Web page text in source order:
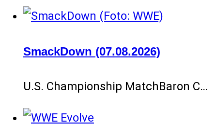
SmackDown (07.08.2026)
U.S. Championship MatchBaron C…